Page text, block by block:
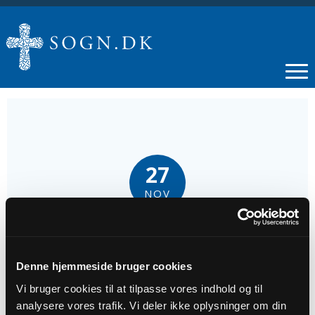
Denne hjemmeside bruger cookies
Vi bruger cookies til at tilpasse vores indhold og til
analysere vores trafik. Vi deler ikke oplysninger om din
27
NOV
Tidspunkt
kl. 19:00 - 21:00